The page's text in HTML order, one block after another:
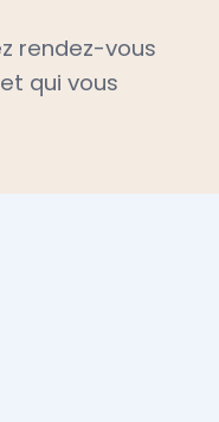
rendez-vous
qui vous